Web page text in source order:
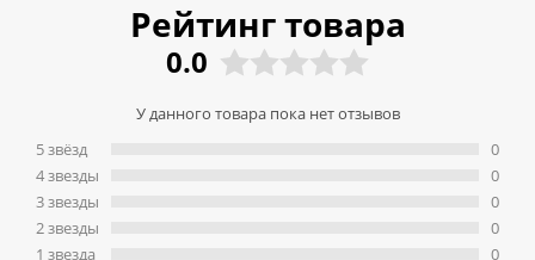
Рейтинг товара
0.0
У данного товара пока нет отзывов
5 звёзд
4 звeзды
3 звeзды
2 звeзды
1 звeзда
0
0
0
0
0